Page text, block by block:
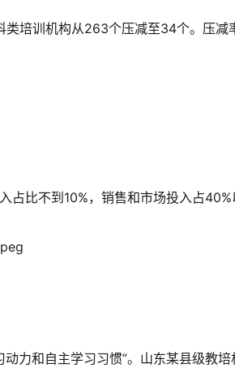
培训机构从263个压减至34个。压
比不到10%，销售和市场投入占
和自主学习习惯”。山东某县级教